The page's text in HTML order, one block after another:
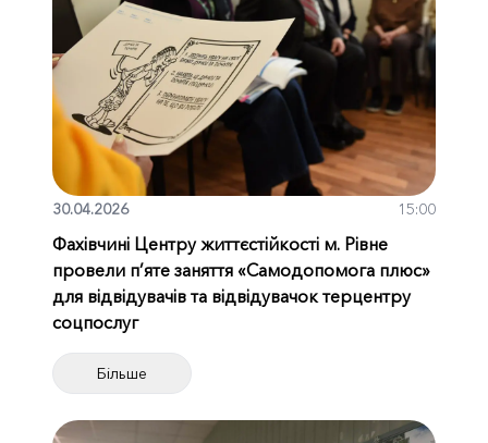
30.04.2026 15:00
Фахівчині Центру життєстійкості м. Рівне
провели п’яте заняття «Самодопомога плюс»
для відвідувачів та відвідувачок терцентру
соцпослуг
Більше